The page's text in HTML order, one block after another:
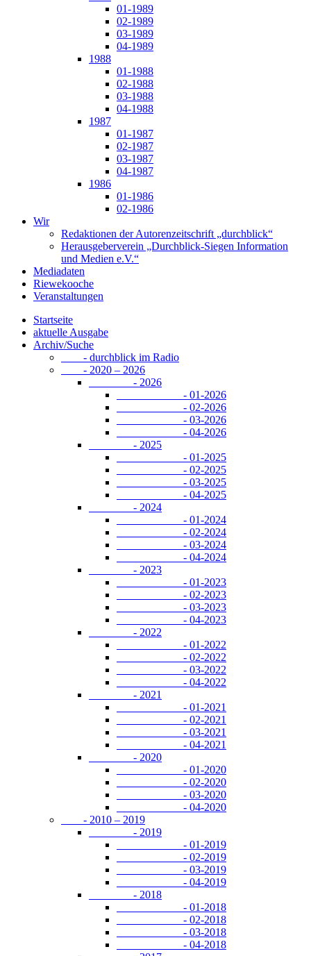
01-1989
02-1989
03-1989
04-1989
1988
01-1988
02-1988
03-1988
04-1988
1987
01-1987
02-1987
03-1987
04-1987
1986
01-1986
02-1986
Wir
Redaktionen der Autorenzeitschrift „durchblick“
Herausgeberverein „Durchblick-Siegen Information
und Medien e.V.“
Mediadaten
Riewekooche
Veranstaltungen
Startseite
aktuelle Ausgabe
Archiv/Suche
- durchblick im Radio
- 2020 – 2026
- 2026
- 01-2026
- 02-2026
- 03-2026
- 04-2026
- 2025
- 01-2025
- 02-2025
- 03-2025
- 04-2025
- 2024
- 01-2024
- 02-2024
- 03-2024
- 04-2024
- 2023
- 01-2023
- 02-2023
- 03-2023
- 04-2023
- 2022
- 01-2022
- 02-2022
- 03-2022
- 04-2022
- 2021
- 01-2021
- 02-2021
- 03-2021
- 04-2021
- 2020
- 01-2020
- 02-2020
- 03-2020
- 04-2020
- 2010 – 2019
- 2019
- 01-2019
- 02-2019
- 03-2019
- 04-2019
- 2018
- 01-2018
- 02-2018
- 03-2018
- 04-2018